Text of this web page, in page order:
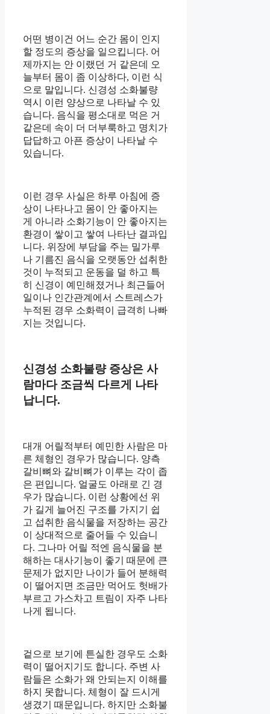
어떤 병이건 어느 순간 몸이 인지
할 정도의 증상을 일으킵니다. 어
제까지는 안 이랬던 거 같은데 오
늘부터 몸이 좀 이상하다, 이런 식
으로 말입니다. 신경성 소화불량
역시 이런 양상으로 나타날 수 있
습니다. 음식을 평소대로 먹은 거
같은데 속이 더 더부룩하고 명치가
답답하고 아픈 증상이 나타날 수
있습니다.
이런 경우 사실은 하루 아침에 증
상이 나타나고 몸이 안 좋아지는
게 아니라 소화기능이 안 좋아지는
환경이 쌓이고 쌓여 나타난 결과입
니다. 위장에 부담을 주는 밀가루
나 기름진 음식을 오랫동안 섭취한
것이 누적되고 운동을 덜 하고 특
히 신경이 예민해졌거나 최근들어
일이나 인간관계에서 스트레스가
누적된 경우 소화력이 급격히 나빠
지는 것입니다.
신경성 소화불량 증상은 사
람마다 조금씩 다르게 나타
납니다.
대개 어릴적부터 예민한 사람은 마
른 체형인 경우가 많습니다. 양측
갈비뼈와 갈비뼈가 이루는 각이 좁
은 편입니다. 얼굴도 아래로 긴 경
우가 많습니다. 이런 상황에선 위
가 길게 늘어진 구조를 가지기 쉽
고 섭취한 음식물을 저장하는 공간
이 상대적으로 줄어들 수 있습니
다. 그나마 어릴 적엔 음식물을 분
해하는 대사기능이 좋기 때문에 큰
문제가 없지만 나이가 들어 분해력
이 떨어지면 조금만 먹어도 헛배가
부르고 가스차고 트림이 자주 나타
나게 됩니다.
겉으로 보기에 튼실한 경우도 소화
력이 떨어지기도 합니다. 주변 사
람들은 소화가 왜 안되는지 이해를
하지 못합니다. 체형이 잘 드시게
생겼기 때문입니다. 하지만 소화불